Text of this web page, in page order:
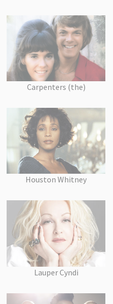
Carpenters (the)
Houston Whitney
Lauper Cyndi